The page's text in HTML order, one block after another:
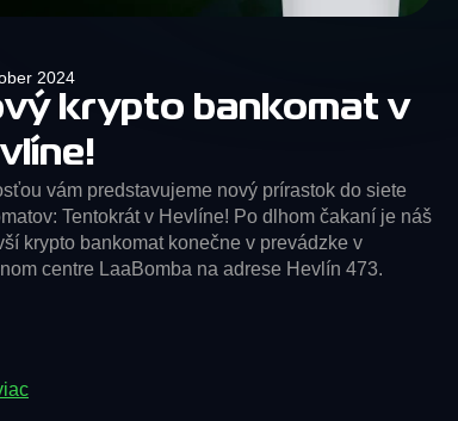
2024
krypto bankomat v
vám predstavujeme nový prírastok do siete
Tentokrát v Hevlíne! Po dlhom čakaní je náš
krypto bankomat konečne v prevádzke v
centre LaaBomba na adrese Hevlín 473.